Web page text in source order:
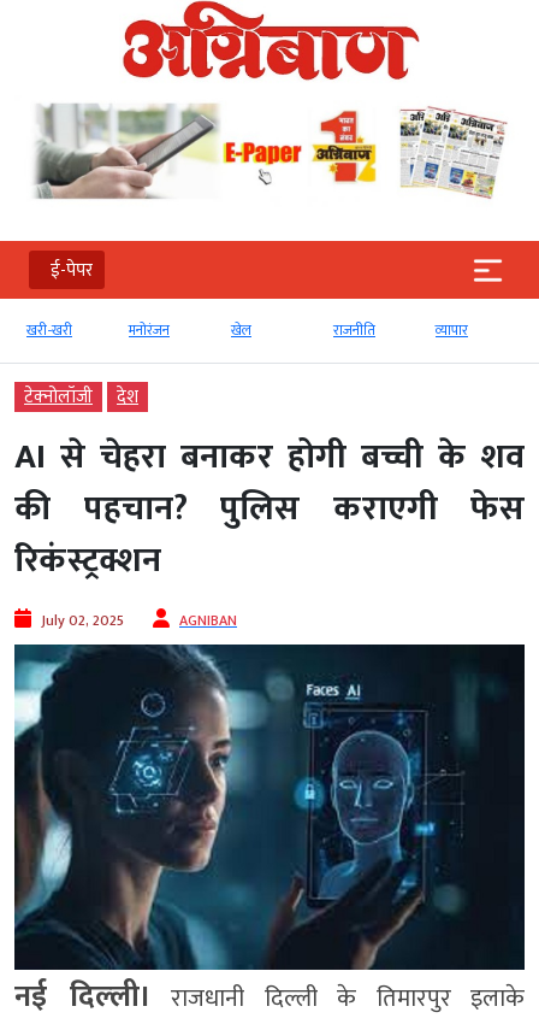
ई-पेपर
खरी-खरी मनोरंजन खेल राजनीति व्‍यापार
टेक्‍नोलॉजी देश
AI से चेहरा बनाकर होगी बच्ची के शव
की पहचान? पुलिस कराएगी फेस
रिकंस्ट्रक्शन
July 02, 2025 AGNIBAN
नई दिल्‍ली। राजधानी दिल्ली के तिमारपुर इलाके